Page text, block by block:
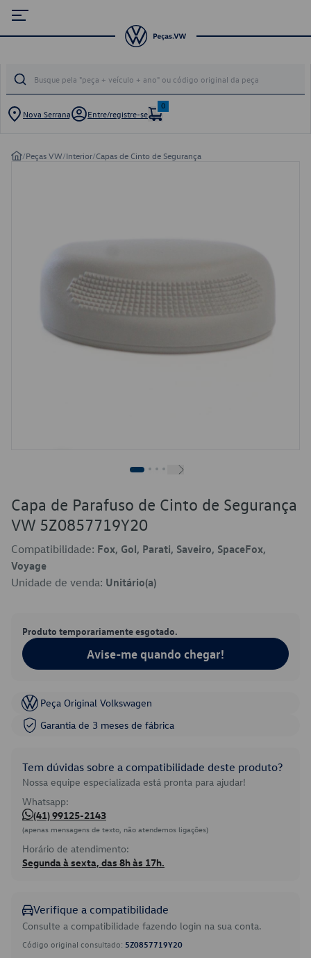
Nova Serrana Entre/registre-se
0
/Peças VW/Interior/Capas de Cinto de Segurança
Capa de Parafuso de Cinto de Segurança
VW 5Z0857719Y20
Compatibilidade: Fox, Gol, Parati, Saveiro, SpaceFox,
Voyage
Unidade de venda: Unitário(a)
Produto temporariamente esgotado.
Avise-me quando chegar!
Peça Original Volkswagen
Garantia de 3 meses de fábrica
Tem dúvidas sobre a compatibilidade deste produto?
Nossa equipe especializada está pronta para ajudar!
Whatsapp:
(41) 99125-2143
(apenas mensagens de texto, não atendemos ligações)
Horário de atendimento:
Segunda à sexta, das 8h às 17h.
Verifique a compatibilidade
Consulte a compatibilidade fazendo login na sua conta.
Código original consultado: 5Z0857719Y20